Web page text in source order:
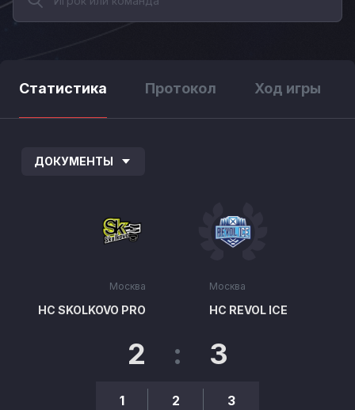
Статистика Протокол Ход игры
ДОКУМЕНТЫ
Москва
HC SKOLKOVO PRO
2 : 3
1 2 3
Москва
НС REVOL ICE